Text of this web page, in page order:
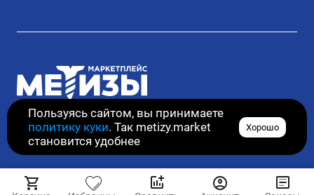
Пользуясь сайтом, вы принимаете
политику куки. Так metizy.market
становится удобнее
Хорошо
© 2020–2026. Все права защищены